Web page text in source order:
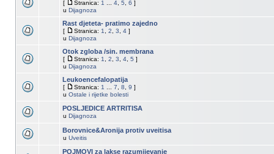
[ Stranica: 1 4 5 6 ]
u Dijagnoza
Rast djeteta- pratimo zajedno
[ Stranica: 1 2 3 4 ]
u Dijagnoza
Otok zgloba /sin. membrana
[ Stranica: 1 2 3 4 5 ]
u Dijagnoza
Leukoencefalopatija
[ Stranica: 1 7 8 9 ]
u Ostale i rijetke bolesti
POSLJEDICE ARTRITISA
u Dijagnoza
Borovnice&Aronija protiv uveitisa
u Uveitis
POJMOVI za lakse razumijevanje